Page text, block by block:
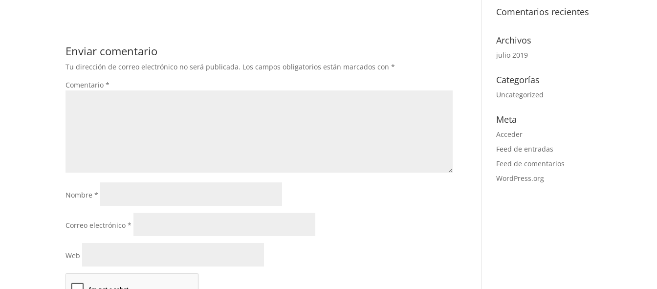
Enviar comentario
Tu dirección de correo electrónico no será publicada. Los campos obligatorios están marcados con*
Comentario*
Nombre*
Correo electrónico*
Web
Comentarios recientes
Archivos
julio 2019
Categorías
Uncategorized
Meta
Acceder
Feed de entradas
Feed de comentarios
WordPress.org